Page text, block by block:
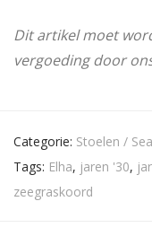
Dit artikel moet
vergoeding door
Categorie: Stoelen /
Tags: Elha, jaren '30,
zeegraskoord